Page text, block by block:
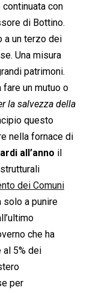
con
di Bottino.
a un terzo dei
Una misura
patrimoni.
fare un mutuo o
la salvezza della
questo
nella fornace di
all’anno il
dei Comuni
solo a punire
che ha
al 5% dei
per